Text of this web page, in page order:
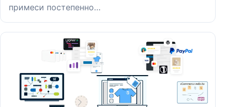
примеси постепенно…